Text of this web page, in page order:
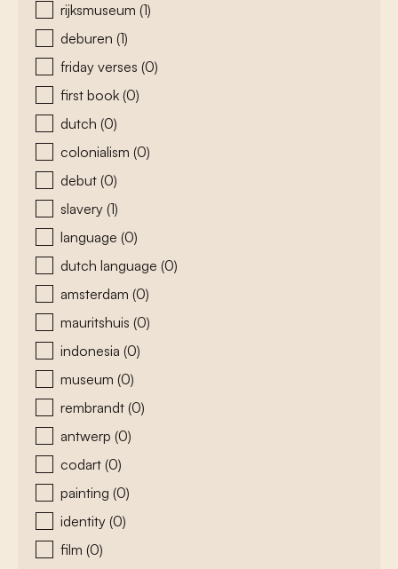
rijksmuseum (1)
deburen (1)
friday verses (0)
first book (0)
dutch (0)
colonialism (0)
debut (0)
slavery (1)
language (0)
dutch language (0)
amsterdam (0)
mauritshuis (0)
indonesia (0)
museum (0)
rembrandt (0)
antwerp (0)
codart (0)
painting (0)
identity (0)
film (0)